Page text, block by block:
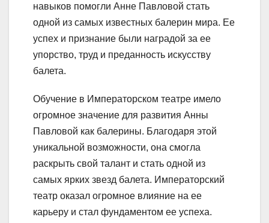
навыков помогли Анне Павловой стать
одной из самых известных балерин мира. Ее
успех и признание были наградой за ее
упорство, труд и преданность искусству
балета.
Обучение в Императорском театре имело
огромное значение для развития Анны
Павловой как балерины. Благодаря этой
уникальной возможности, она смогла
раскрыть свой талант и стать одной из
самых ярких звезд балета. Императорский
театр оказал огромное влияние на ее
карьеру и стал фундаментом ее успеха.